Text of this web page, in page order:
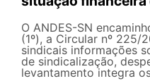
O ANDES-SN
(1º), a Circular nº 225/
sindicais informações
de sindicalização,
levantamento integra